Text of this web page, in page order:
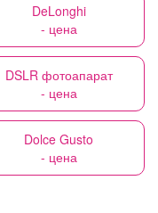
DeLonghi
- цена
DSLR фотоапарат
- цена
Dolce Gusto
- цена